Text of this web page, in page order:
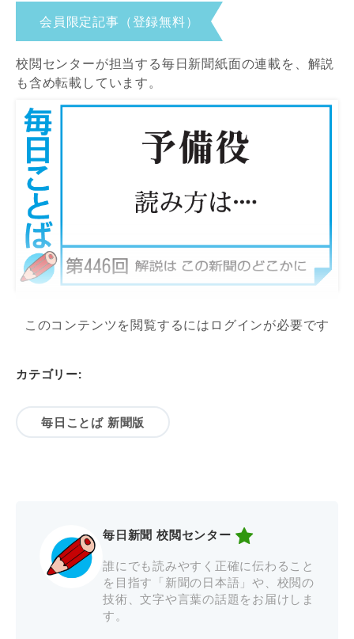
会員限定記事（登録無料）
校閲センターが担当する毎日新聞紙面の連載を、解説
も含め転載しています。
このコンテンツを閲覧するにはログインが必要です
カテゴリー:
毎日ことば 新聞版
毎日新聞 校閲センター
誰にでも読みやすく正確に伝わること
を目指す「新聞の日本語」や、校閲の
技術、文字や言葉の話題をお届けしま
す。